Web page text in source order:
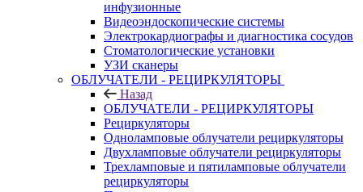
инфузионные
Видеоэндоскопические системы
Электрокардиографы и диагностика сосудов
Стоматологические установки
УЗИ сканеры
ОБЛУЧАТЕЛИ - РЕЦИРКУЛЯТОРЫ
Назад
ОБЛУЧАТЕЛИ - РЕЦИРКУЛЯТОРЫ
Рециркуляторы
Одноламповые облучатели рециркуляторы
Двухламповые облучатели рециркуляторы
Трехламповые и пятиламповые облучатели
рециркуляторы